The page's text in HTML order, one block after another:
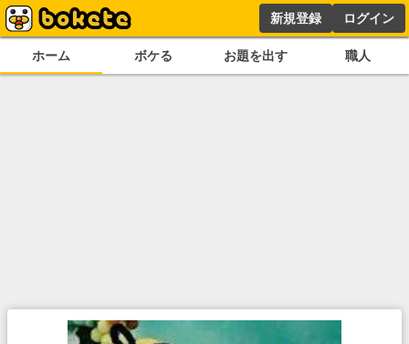
新規登録 ログイン
ホーム ボケる お題を出す 職人